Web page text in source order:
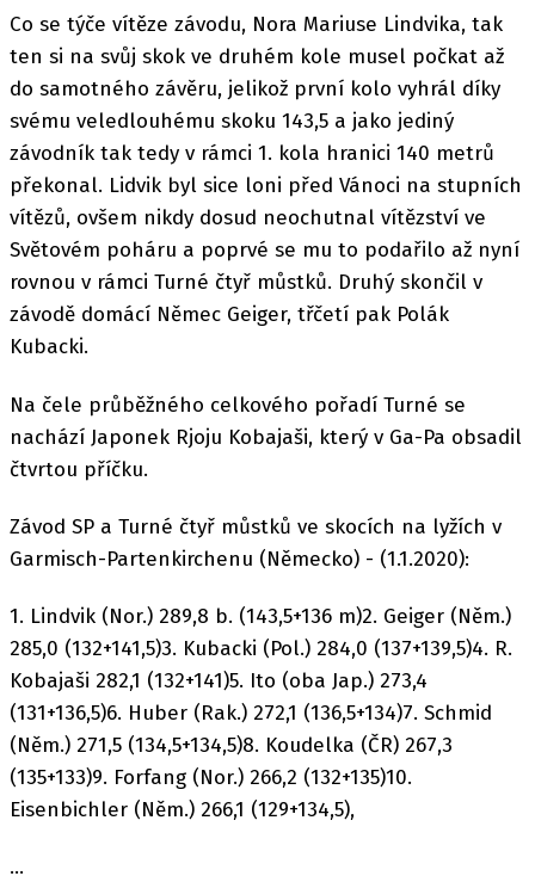
Co se týče vítěze závodu, Nora Mariuse Lindvika, tak
ten si na svůj skok ve druhém kole musel počkat až
do samotného závěru, jelikož první kolo vyhrál díky
svému veledlouhému skoku 143,5 a jako jediný
závodník tak tedy v rámci 1. kola hranici 140 metrů
překonal. Lidvik byl sice loni před Vánoci na stupních
vítězů, ovšem nikdy dosud neochutnal vítězství ve
Světovém poháru a poprvé se mu to podařilo až nyní
rovnou v rámci Turné čtyř můstků. Druhý skončil v
závodě domácí Němec Geiger, třčetí pak Polák
Kubacki.
Na čele průběžného celkového pořadí Turné se
nachází Japonek Rjoju Kobajaši, který v Ga-Pa obsadil
čtvrtou příčku.
Závod SP a Turné čtyř můstků ve skocích na lyžích v
Garmisch-Partenkirchenu (Německo) - (1.1.2020):
1. Lindvik (Nor.) 289,8 b. (143,5+136 m)2. Geiger (Něm.)
285,0 (132+141,5)3. Kubacki (Pol.) 284,0 (137+139,5)4. R.
Kobajaši 282,1 (132+141)5. Ito (oba Jap.) 273,4
(131+136,5)6. Huber (Rak.) 272,1 (136,5+134)7. Schmid
(Něm.) 271,5 (134,5+134,5)8. Koudelka (ČR) 267,3
(135+133)9. Forfang (Nor.) 266,2 (132+135)10.
Eisenbichler (Něm.) 266,1 (129+134,5),
...